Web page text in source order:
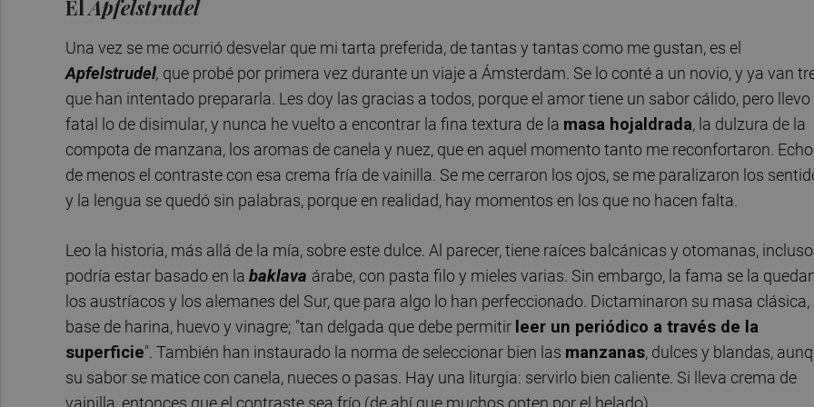
ElApfelstrudel
Una vez se me ocurrió desvelar que mi tarta preferida, de tantas y tantas como me gustan, es el
Apfelstrudel, que probé por primera vez durante un viaje a Ámsterdam. Se lo conté a un novio, y ya van
que han intentado prepararla. Les doy las gracias a todos, porque el amor tiene un sabor cálido, pero llevo
fatal lo de disimular, y nunca he vuelto a encontrar la fina textura de la masa hojaldrada, la dulzura de la
compota de manzana, los aromas de canela y nuez, que en aquel momento tanto me reconfortaron. Echo
de menos el contraste con esa crema fría de vainilla. Se me cerraron los ojos, se me paralizaron los
y la lengua se quedó sin palabras, porque en realidad, hay momentos en los que no hacen falta.
Leo la historia, más allá de la mía, sobre este dulce. Al parecer, tiene raíces balcánicas y otomanas, incluso
podría estar basado en la baklava árabe, con pasta filo y mieles varias. Sin embargo, la fama se la
los austríacos y los alemanes del Sur, que para algo lo han perfeccionado. Dictaminaron su masa clásica,
base de harina, huevo y vinagre; "tan delgada que debe permitir leer un periódico a través de la
superficie". También han instaurado la norma de seleccionar bien las manzanas, dulces y blandas,
su sabor se matice con canela, nueces o pasas. Hay una liturgia: servirlo bien caliente. Si lleva crema de
vainilla, entonces que el contraste sea frío (de ahí que muchos opten por el helado).